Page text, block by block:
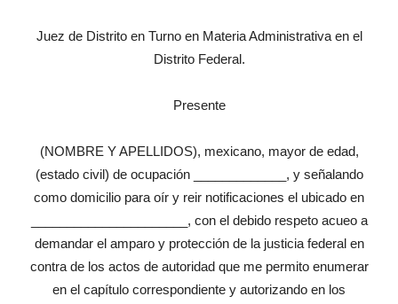
Juez de Distrito en Turno en Materia Administrativa en el
Distrito Federal.
Presente
(NOMBRE Y APELLIDOS), mexicano, mayor de edad,
(estado civil) de ocupación _____________, y señalando
como domicilio para oír y reir notificaciones el ubicado en
______________________, con el debido respeto acueo a
demandar el amparo y protección de la justicia federal en
contra de los actos de autoridad que me permito enumerar
en el capítulo correspondiente y autorizando en los